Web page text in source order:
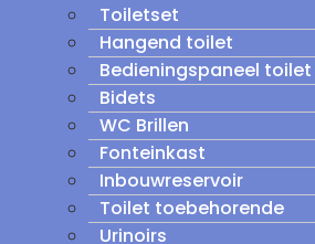
Toiletset
Hangend toilet
Bedieningspaneel toilet
Bidets
WC Brillen
Fonteinkast
Inbouwreservoir
Toilet toebehorende
Urinoirs